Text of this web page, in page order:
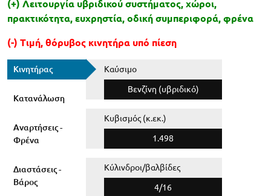
(+) Λειτουργία υβριδικού συστήματος, χώροι,
πρακτικότητα, ευχρηστία, οδική συμπεριφορά, φρένα
(-) Τιμή, θόρυβος κινητήρα υπό πίεση
Κινητήρας
Κατανάλωση
Αναρτήσεις -
Φρένα
Διαστάσεις -
Βάρος
Καύσιμο
Βενζίνη (υβριδικό)
Κυβισμός (κ.εκ.)
1.498
Κύλινδροι/βαλβίδες
4/16